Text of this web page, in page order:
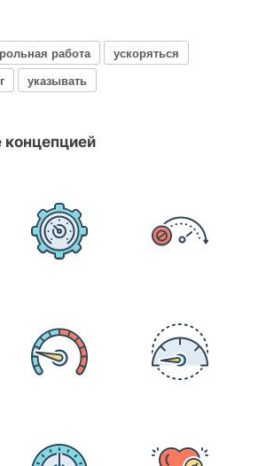
работа
ускоряться
указывать
концепцией